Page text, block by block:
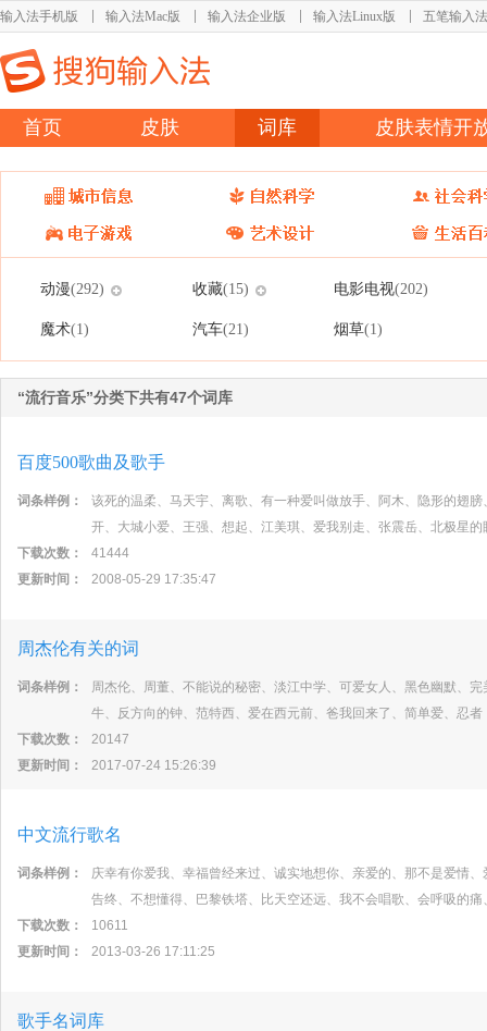
输入法手机版 输入法Mac版 输入法企业版 输入法Linux版 五笔输入法
首页 皮肤 词库 皮肤表情开
动漫(292) 收藏(15) 电影电视(202)
魔术(1) 汽车(21) 烟草(1)
“流行音乐”分类下共有47个词库
百度500歌曲及歌手
词条样例：
该死的温柔、马天宇、离歌、有一种爱叫做放手、阿木、隐形的翅
开、大城小爱、王强、想起、江美琪、爱我别走、张震岳、北极星的
下载次数：
41444
更新时间：
2008-05-29 17:35:47
周杰伦有关的词
词条样例：
周杰伦、周董、不能说的秘密、淡江中学、可爱女人、黑色幽默、
牛、反方向的钟、范特西、爱在西元前、爸我回来了、简单爱、忍者
下载次数：
20147
更新时间：
2017-07-24 15:26:39
中文流行歌名
词条样例：
庆幸有你爱我、幸福曾经来过、诚实地想你、亲爱的、那不是爱情
告终、不想懂得、巴黎铁塔、比天空还远、我不会唱歌、会呼吸的
下载次数：
10611
更新时间：
2013-03-26 17:11:25
歌手名词库